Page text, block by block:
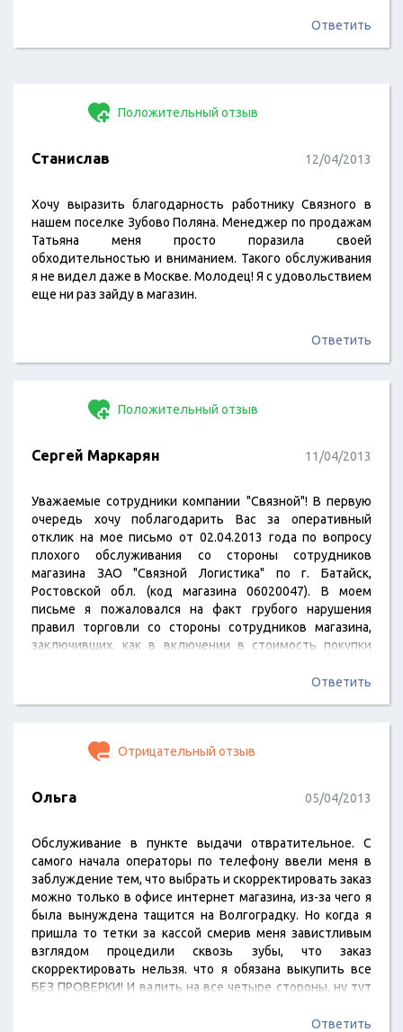
Ответить
Положительный отзыв
Станислав 12/04/2013
Хочу выразить благодарность работнику Связного в
нашем поселке Зубово Поляна. Менеджер по продажам
Татьяна меня просто поразила своей
обходительностью и вниманием. Такого обслуживания
я не видел даже в Москве. Молодец! Я с удовольствием
еще ни раз зайду в магазин.
Ответить
Положительный отзыв
Сергей Маркарян 11/04/2013
Уважаемые сотрудники компании "Связной"! В первую
очередь хочу поблагодарить Вас за оперативный
отклик на мое письмо от 02.04.2013 года по вопросу
плохого обслуживания со стороны сотрудников
магазина ЗАО "Связной Логистика" по г. Батайск,
Ростовской обл. (код магазина 06020047). В моем
письме я пожаловался на факт грубого нарушения
правил торговли со стороны сотрудников магазина,
заключивших, как в включении в стоимость покупки
2598 руб., так и на отпуск купленного мною товара
обнадежили…
Ответить
Отрицательный отзыв
Ольга 05/04/2013
Обслуживание в пункте выдачи отвратительное. С
самого начала операторы по телефону ввели меня в
заблуждение тем, что выбрать и скорректировать заказ
можно только в офисе интернет магазина, из-за чего я
была вынуждена тащится на Волгоградку. Но когда я
пришла то тетки за кассой смерив меня завистливым
взглядом процедили сквозь зубы, что заказ
скорректировать нельзя. что я обязана выкупить все
БЕЗ ПРОВЕРКИ! И валить на все четыре стороны, ну тут
который вмешался и разрулил ситуацию я бы разнесла
Ответить